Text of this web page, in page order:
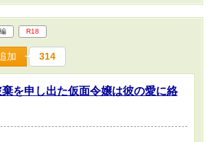
R18
加 314
を申し出た仮面令嬢は彼の愛に絡